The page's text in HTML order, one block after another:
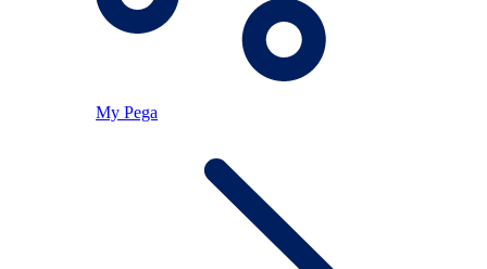
My Pega